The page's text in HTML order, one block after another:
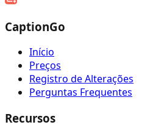
CaptionGo
Início
Preços
Registro de Alterações
Perguntas Frequentes
Recursos